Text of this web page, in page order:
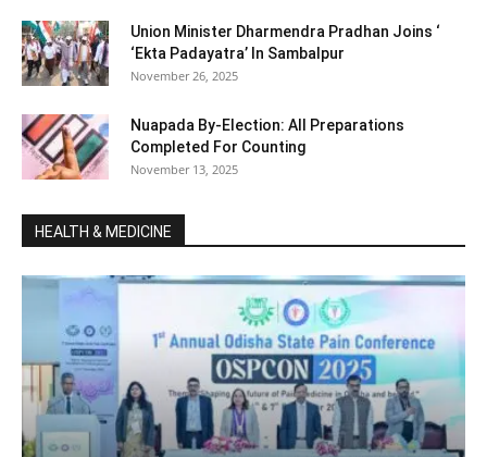
Union Minister Dharmendra Pradhan Joins ‘
‘Ekta Padayatra’ In Sambalpur
November 26, 2025
Nuapada By-Election: All Preparations
Completed For Counting
November 13, 2025
HEALTH & MEDICINE